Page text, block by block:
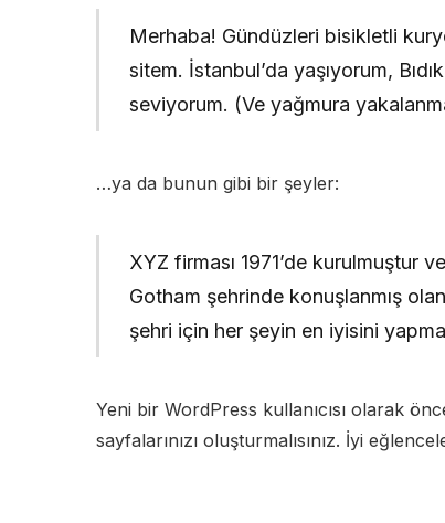
Merhaba! Gündüzleri bisikletli
sitem. İstanbul’da yaşıyorum,
seviyorum. (Ve yağmura
…ya da bunun gibi bir şeyler:
XYZ firması 1971’de kurulmuştur
Gotham şehrinde konuşlanmış
şehri için her şeyin en iyisini
Yeni bir WordPress kullanıcısı olarak
sayfalarınızı oluşturmalısınız. İyi